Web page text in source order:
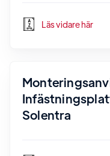
Läs vidare här
Solentra